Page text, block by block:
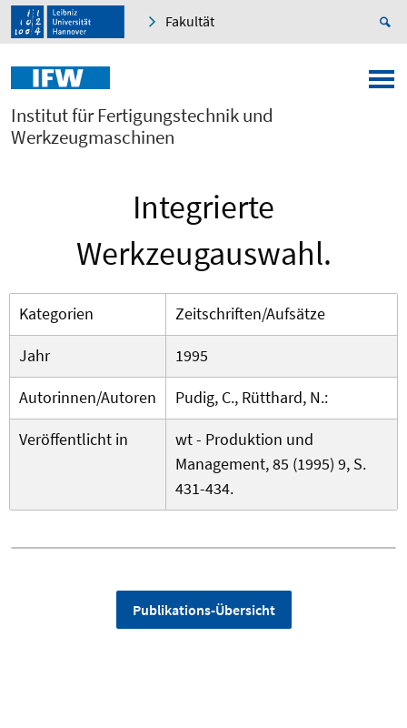
Fakultät
Institut für Fertigungstechnik und
Werkzeugmaschinen
Integrierte
Werkzeugauswahl.
Kategorien
Zeitschriften/Aufsätze
Jahr
1995
Autorinnen/Autoren
Pudig, C., Rütthard, N.:
Veröffentlicht in
wt - Produktion und
Management, 85 (1995) 9, S.
431-434.
Publikations-Übersicht